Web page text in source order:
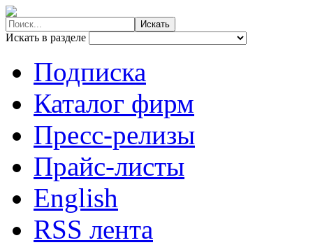
Искать в разделе
Подписка
Каталог фирм
Пресс-релизы
Прайс-листы
English
RSS лента